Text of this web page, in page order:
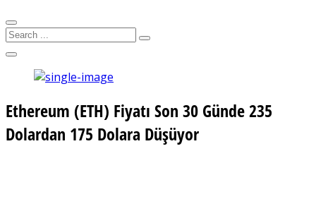
Ethereum (ETH) Fiyatı Son 30 Günde 235
Dolardan 175 Dolara Düşüyor